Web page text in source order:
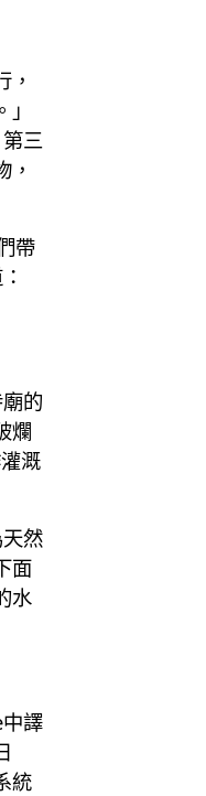
三
帶
的
爛
溉
然
面
水
譯
統